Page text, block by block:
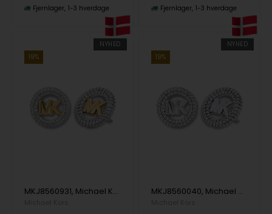
Fjernlager 1-3 hverdage Fjernlager 1-3 hverdage
NYHED
19%
MKJ8560931, Michael Kors Premium Ørering
NYHED
19%
MKJ8560040, Michael Kors Premium Ørering